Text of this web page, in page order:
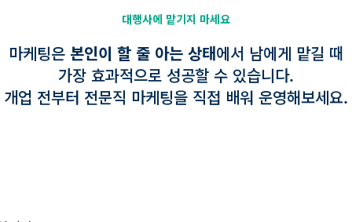
대행사에 맡기지 마세요
마케팅은 본인이 할 줄 아는 상태에서 남에게 맡길 때
가장 효과적으로 성공할 수 있습니다.
개업 전부터 전문직 마케팅을 직접 배워 운영해보세요.